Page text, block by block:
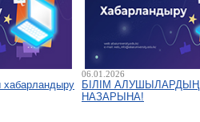
хабарландыру
06.01.2026
БІЛІМ АЛУШЫЛАРДЫҢ
НАЗАРЫНА!